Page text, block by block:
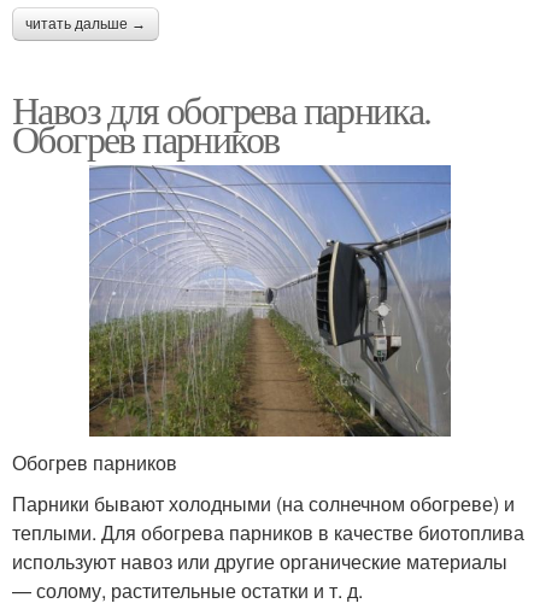
читать дальше →
Навоз для обогрева парника.
Обогрев парников
Обогрев парников
Парники бывают холодными (на солнечном обогре­ве) и
теплыми. Для обогрева парников в качестве биотоплива
используют навоз или другие органические материалы
— солому, растительные остатки и т. д.